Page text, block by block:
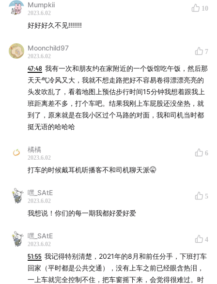
不管是以前在马路上招手打的，还是现在依靠互联网更加
便捷的网约车出行，打车，乘坐出租车，是在城市里生活
无法避免的一种出行方式。与其它公共交通不同，车是一
个更加具有私密性，专属性，定制感的交通工具，随时随
辆车，坐进去的瞬间，好像就能在嘈杂的都市里，拥有一
个短暂的私人空间。本期就让我们一起打上一辆车，看看
👀 本期节目还有 哦，敬请期待！也可以点击这
进入公众号配合收听。
如果您喜欢本期节目，欢迎通过shownotes底部按钮和公
众号进行赞赏。
🎙️ 主播：
Mumpkii
2023.6.02
10
好好好久不见!!!!!!!
Moonchild97
2023.6.02
7
47:48 我有一次和朋友约在家附近的一个饭馆吃午饭，然后那
天天气冷风又大，我就不想走路把好不容易卷得漂漂亮亮的
头发吹乱了，看着地图上预估步行时间15分钟我想着跟我上
班距离差不多，打个车吧。结果我刚上车屁股还没坐热，就
到了，原来就是在我小区过个马路的对面，我和司机当时都
挺无语的哈哈哈
橘橘
2023.6.02
6
打车的时候戴耳机听播客不和司机聊天派🤫
嘿_SAtE
2023.6.02
5
我想说！你们的每一期我都好爱好爱
嘿_SAtE
2023.6.02
4
51:55 我记得特别清楚，2021年的8月和前任分手，下班打车
回家（平时都是公共交通），没有上车之前已经眼含热泪，
一上车就完全控制不住，把车窗摇下来，会觉得很难过。时